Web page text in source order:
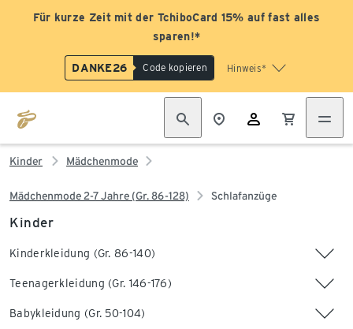
Für kurze Zeit mit der TchiboCard 15% auf fast alles
sparen!*
DANKE26 Code kopieren Hinweis*
Kinder Mädchenmode
Mädchenmode 2-7 Jahre (Gr. 86-128) Schlafanzüge
Kinder
Kinderkleidung (Gr. 86-140)
Teenagerkleidung (Gr. 146-176)
Babykleidung (Gr. 50-104)